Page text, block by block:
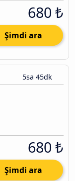
680 ₺
Şimdi ara
5sa 45dk
680 ₺
Şimdi ara